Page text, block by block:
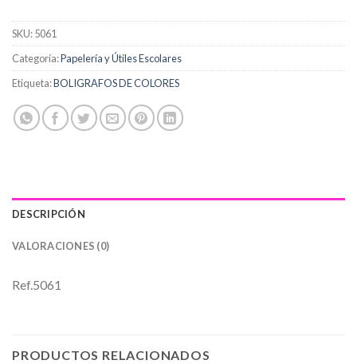
SKU:5061
Categoría:Papelería y Útiles Escolares
Etiqueta:BOLIGRAFOS DE COLORES
DESCRIPCIÓN
VALORACIONES (0)
Ref.5061
PRODUCTOS RELACIONADOS